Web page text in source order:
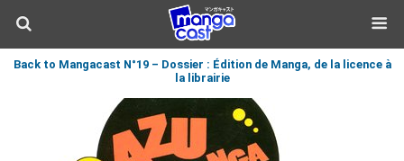
Back to Mangacast N°19 – Dossier : Édition de Manga, de la licence à
la librairie